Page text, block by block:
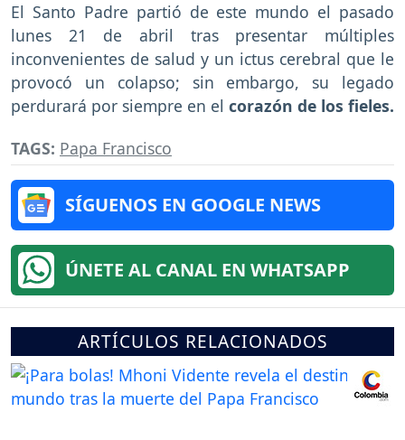
El Santo Padre partió de este mundo el pasado
lunes 21 de abril tras presentar múltiples
inconvenientes de salud y un ictus cerebral que le
provocó un colapso; sin embargo, su legado
perdurará por siempre en el corazón de los fieles.
TAGS: Papa Francisco
SÍGUENOS EN GOOGLE NEWS
ÚNETE AL CANAL EN WHATSAPP
ARTÍCULOS RELACIONADOS